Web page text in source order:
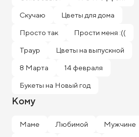
Скучаю Цветы для дома
Просто так Прости меня :((
Траур Цветы на выпускной
8 Марта 14 февраля
Букеты на Новый год
Кому
Маме Любимой Мужчине